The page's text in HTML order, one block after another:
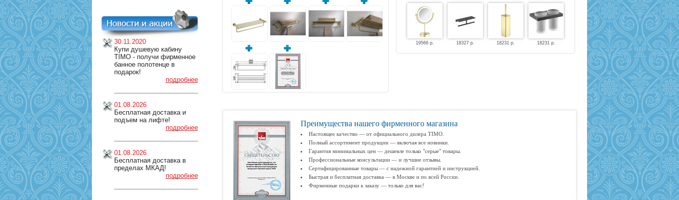
30.11.2020
Купи душевую кабину
TIMO - получи фирменное
банное полотенце в
подарок!
подробнее
01.08.2026
Бесплатная доставка и
подъем на лифте!
подробнее
01.08.2026
Бесплатная доставка в
пределах МКАД!
подробнее
19566 р. 18327 р. 18231 р. 18231 р.
Преимущества нашего фирменного магазина
Настоящее качество — от официального дилера TIMO.
Полный ассортимент продукции — включая все новинки.
Гарантия минимальных цен — дешевле только "серые" товары.
Профессиональные консультации — и лучшие отзывы.
Сертифицированные товары — с надежной гарантией и инструкцией.
Быстрая и бесплатная доставка — в Москве и по всей России.
Фирменные подарки к заказу — только для вас!